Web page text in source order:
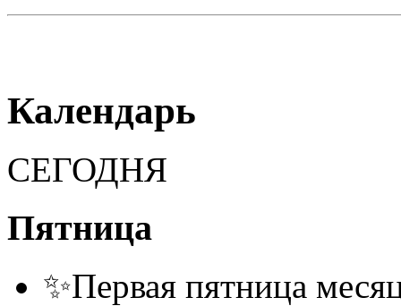
Календарь
СЕГОДНЯ
Пятница
✨Первая пятница